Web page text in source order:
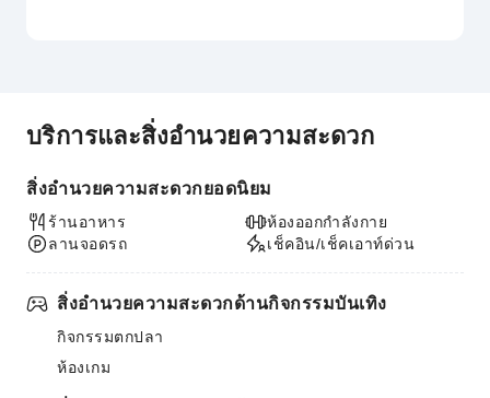
บริการและสิ่งอำนวยความสะดวก
สิ่งอำนวยความสะดวกยอดนิยม
ร้านอาหาร
ลานจอดรถ
ห้องออกกำลังกาย
เช็คอิน/เช็คเอาท์ด่วน
สิ่งอำนวยความสะดวกด้านกิจกรรมบันเทิง
กิจกรรมตกปลา
ห้องเกม